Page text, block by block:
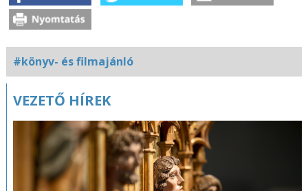
#könyv- és filmajánló
Kapcsolódó
VEZETŐ HÍREK